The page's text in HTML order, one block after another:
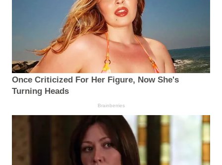
Once Criticized For Her Figure, Now She's
Turning Heads
Brainberries